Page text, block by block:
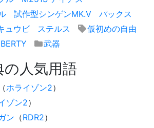
試作型シンゲンMK.V
パックス
ュウビ ステルス
仮初めの自由
武器
人気用語
（ホライゾン2）
ゾン2）
ン （RDR2）